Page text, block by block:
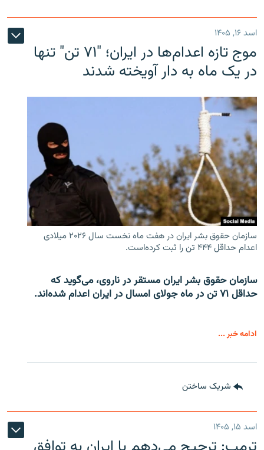
اسد ۱۶, ۱۴۰۵
موج تازه اعدام‌ها در ایران؛ "۷۱ تن" تنها
در یک ماه به دار آویخته شدند
سازمان حقوق بشر ایران در هفت ماه نخست سال ۲۰۲۶ میلادی
اعدام حداقل ۴۴۴ تن را ثبت کرده‌است.
سازمان حقوق بشر ایران مستقر در ناروی، می‌گوید که
حداقل ۷۱ تن در ماه جولای امسال در ایران اعدام شده‌اند.
ادامه خبر ...
شریک ساختن
اسد ۱۵, ۱۴۰۵